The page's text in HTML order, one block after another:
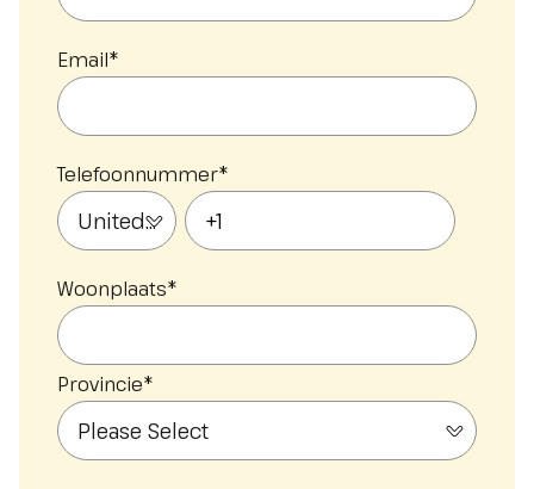
Email*
Telefoonnummer*
Woonplaats*
Provincie*